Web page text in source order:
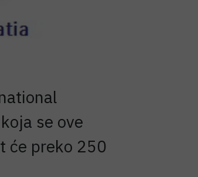
se ove
će preko 250